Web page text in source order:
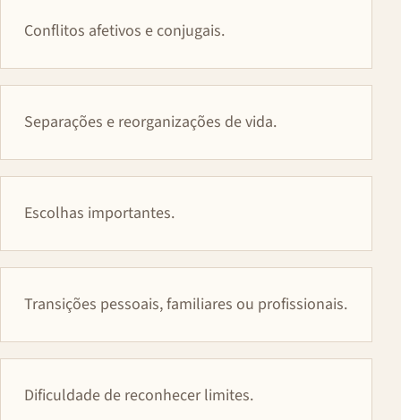
Conflitos afetivos e conjugais.
Separações e reorganizações de vida.
Escolhas importantes.
Transições pessoais, familiares ou profissionais.
Dificuldade de reconhecer limites.